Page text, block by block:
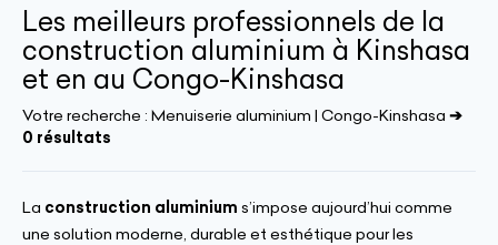
Les meilleurs professionnels de la
construction aluminium à Kinshasa
et en au Congo-Kinshasa
Votre recherche : Menuiserie aluminium | Congo-Kinshasa ➔
0 résultats
La construction aluminium s’impose aujourd’hui comme
une solution moderne, durable et esthétique pour les